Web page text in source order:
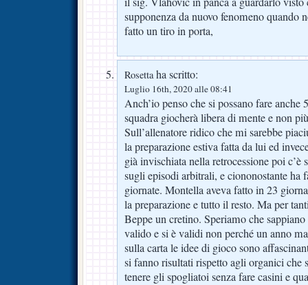
supponenza da nuovo fenomeno quando
fatto un tiro in porta,
Rosettaha scritto:
Luglio 16th, 2020 alle 08:41
Anch’io penso che si possano fare anche
squadra giocherà libera di mente e non
Sull’allenatore ridico che mi sarebbe
la preparazione estiva fatta da lui ed
già invischiata nella retrocessione poi c’è
sugli episodi arbitrali, e ciononostante ha
giornate. Montella aveva fatto in 23
la preparazione e tutto il resto. Ma per
Beppe un cretino. Speriamo che
valido e si è validi non perché un anno
sulla carta le idee di gioco sono
si fanno risultati rispetto agli organici che
tenere gli spogliatoi senza fare casini e